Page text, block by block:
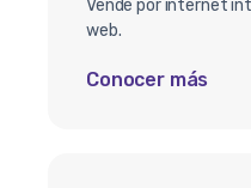
Vendé por internet
web.
Conocer más